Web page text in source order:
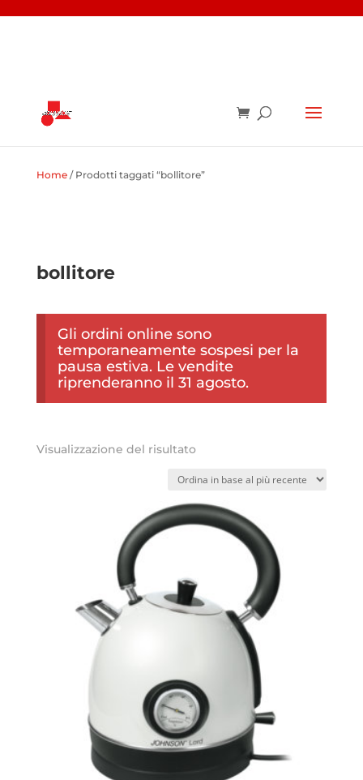
Home/ Prodotti taggati “bollitore”
bollitore
Gli ordini online sono
temporaneamente sospesi per la
pausa estiva. Le vendite
riprenderanno il 31 agosto.
Visualizzazione del risultato